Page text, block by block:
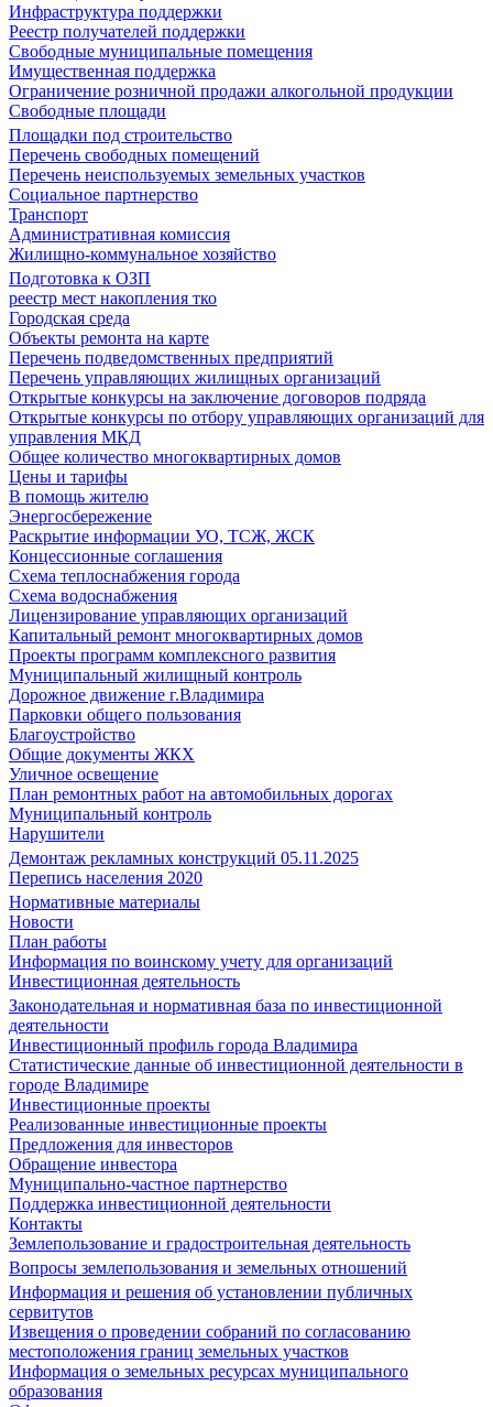
Инфраструктура поддержки
Реестр получателей поддержки
Свободные муниципальные помещения
Имущественная поддержка
Ограничение розничной продажи алкогольной продукции
Свободные площади
Площадки под строительство
Перечень свободных помещений
Перечень неиспользуемых земельных участков
Социальное партнерство
Транспорт
Административная комиссия
Жилищно-коммунальное хозяйство
Подготовка к ОЗП
реестр мест накопления тко
Городская среда
Объекты ремонта на карте
Перечень подведомственных предприятий
Перечень управляющих жилищных организаций
Открытые конкурсы на заключение договоров подряда
Открытые конкурсы по отбору управляющих организаций для
управления МКД
Общее количество многоквартирных домов
Цены и тарифы
В помощь жителю
Энергосбережение
Раскрытие информации УО, ТСЖ, ЖСК
Концессионные соглашения
Схема теплоснабжения города
Схема водоснабжения
Лицензирование управляющих организаций
Капитальный ремонт многоквартирных домов
Проекты программ комплексного развития
Муниципальный жилищный контроль
Дорожное движение г.Владимира
Парковки общего пользования
Благоустройство
Общие документы ЖКХ
Уличное освещение
План ремонтных работ на автомобильных дорогах
Муниципальный контроль
Нарушители
Демонтаж рекламных конструкций 05.11.2025
Перепись населения 2020
Нормативные материалы
Новости
План работы
Информация по воинскому учету для организаций
Инвестиционная деятельность
Законодательная и нормативная база по инвестиционной
деятельности
Инвестиционный профиль города Владимира
Статистические данные об инвестиционной деятельности в
городе Владимире
Инвестиционные проекты
Реализованные инвестиционные проекты
Предложения для инвесторов
Обращение инвестора
Муниципально-частное партнерство
Поддержка инвестиционной деятельности
Контакты
Землепользование и градостроительная деятельность
Вопросы землепользования и земельных отношений
Информация и решения об установлении публичных
сервитутов
Извещения о проведении собраний по согласованию
местоположения границ земельных участков
Информация о земельных ресурсах муниципального
образования